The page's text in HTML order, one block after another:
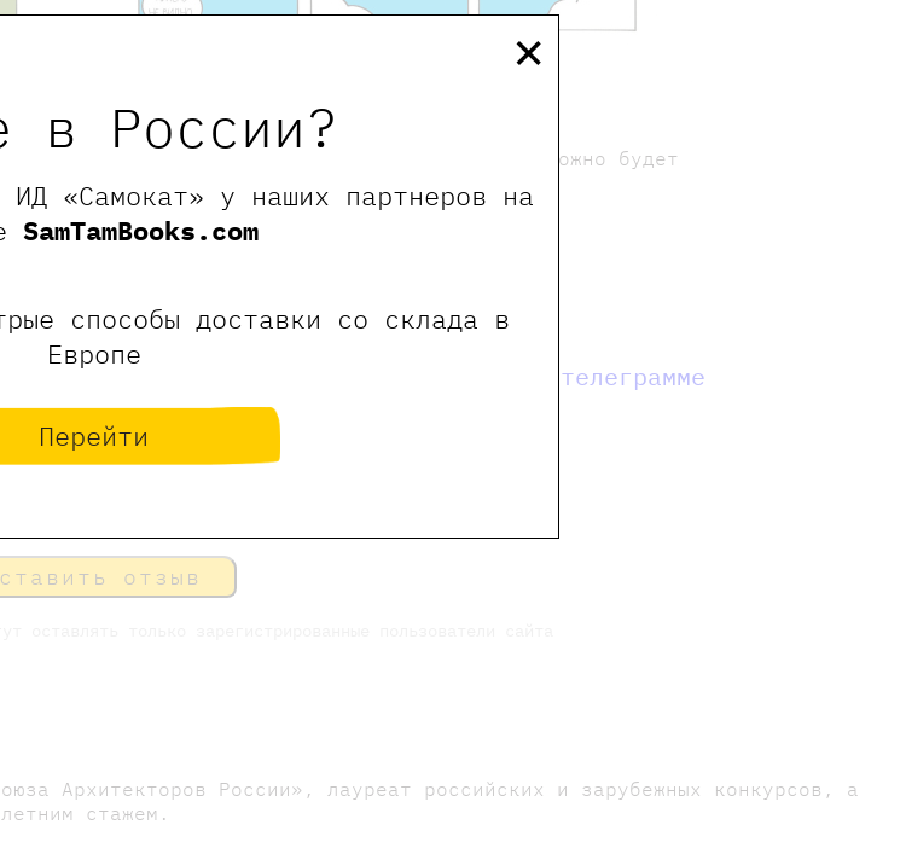
в России?
«Самокат» у наших партнеров на
SamTamBooks.com
способы доставки со склада в
Европе
Перейти
×
и создадим объемный лабиринт, который можно будет
бумаги и нашей фантазии!
мы в телеграмме
отзыв
Архитекторов России», лауреат российских и зарубежных конкурсов, а
стажем.